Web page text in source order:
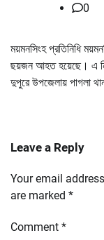
0
ময়মনসিংহ প্রতিনিধি
ছয়জন আহত হয়েছে। এ
দুপুরে উপজেলায় পাগলা
Leave a Reply
Your email
are marked *
Comment *